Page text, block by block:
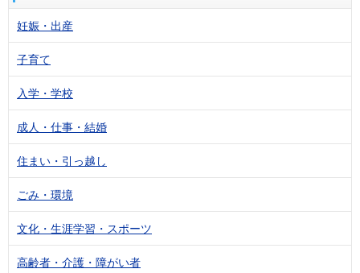
妊娠・出産
子育て
入学・学校
成人・仕事・結婚
住まい・引っ越し
ごみ・環境
文化・生涯学習・スポーツ
高齢者・介護・障がい者